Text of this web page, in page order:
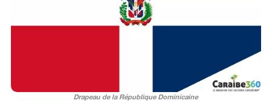
Drapeau de la République Dominicaine